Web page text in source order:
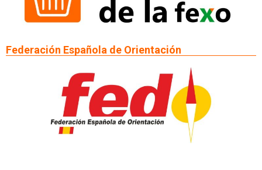
Federación Española de Orientación